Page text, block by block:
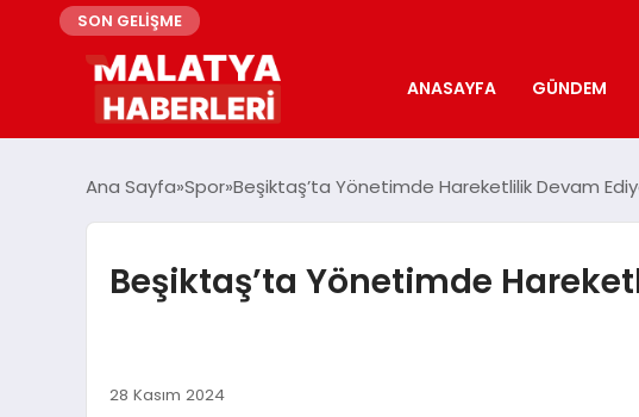
SON GELİŞME
ANASAYFA GÜNDEM
Ana Sayfa Spor Beşiktaş’ta Yönetimde Hareketlilik Devam
Beşiktaş’ta Yönetimde
28 Kasım 2024